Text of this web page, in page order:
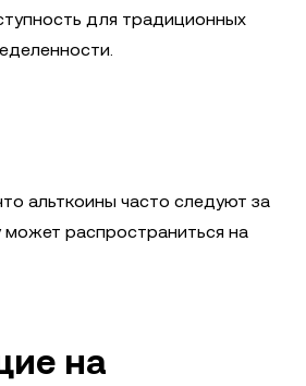
для традиционных
альткоины часто следуют за
может распространиться на
на